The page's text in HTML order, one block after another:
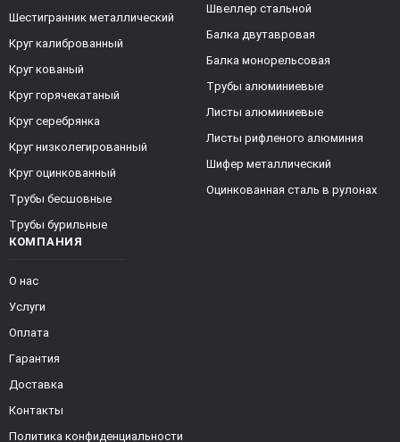
КОМПАНИЯ
О нас
Услуги
Оплата
Гарантия
Доставка
Контакты
Политика конфиденциальности
Шестигранник металлический
Круг калиброванный
Круг кованый
Круг горячекатаный
Круг серебрянка
Круг низколегированный
Круг оцинкованный
Трубы бесшовные
Трубы бурильные
Швеллер стальной
Балка двутавровая
Балка монорельсовая
Трубы алюминиевые
Листы алюминиевые
Листы рифленого алюминия
Шифер металлический
Оцинкованная сталь в рулонах